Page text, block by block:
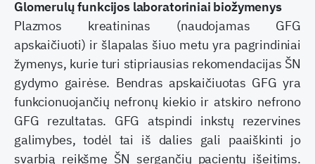
Glomerulų funkcijos laboratoriniai biožymenys
Plazmos kreatininas (naudojamas GFG
apskaičiuoti) ir šlapalas šiuo metu yra pagrindiniai
žymenys, kurie turi stipriausias rekomendacijas ŠN
gydymo gairėse. Bendras apskaičiuotas GFG yra
funkcionuojančių nefronų kiekio ir atskiro nefrono
GFG rezultatas. GFG atspindi inkstų rezervines
galimybes, todėl tai iš dalies gali paaiškinti jo
svarbią reikšmę ŠN sergančių pacientų išeitims.